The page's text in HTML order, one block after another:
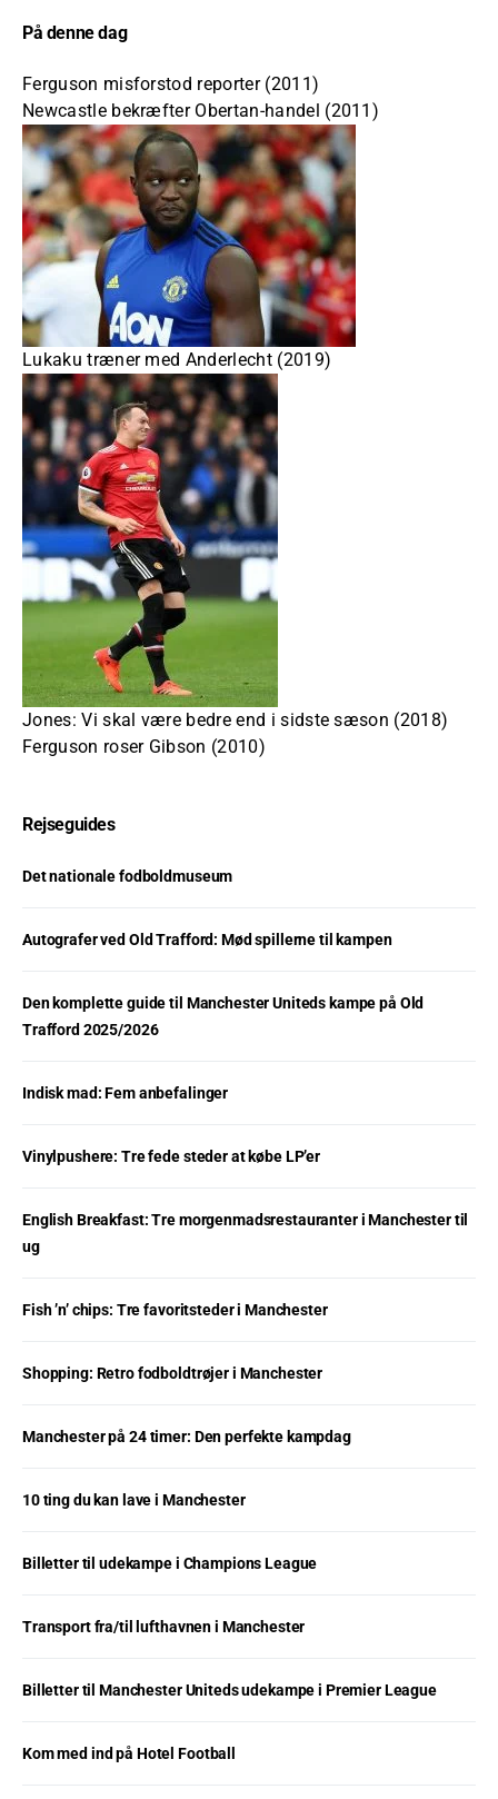
På denne dag
Ferguson misforstod reporter (2011)
Newcastle bekræfter Obertan-handel (2011)
Lukaku træner med Anderlecht (2019)
Jones: Vi skal være bedre end i sidste sæson (2018)
Ferguson roser Gibson (2010)
Rejseguides
Det nationale fodboldmuseum
Autografer ved Old Trafford: Mød spillerne til kampen
Den komplette guide til Manchester Uniteds kampe på Old
Trafford 2025/2026
Indisk mad: Fem anbefalinger
Vinylpushere: Tre fede steder at købe LP’er
English Breakfast: Tre morgenmadsrestauranter i Manchester til
ug
Fish ’n’ chips: Tre favoritsteder i Manchester
Shopping: Retro fodboldtrøjer i Manchester
Manchester på 24 timer: Den perfekte kampdag
10 ting du kan lave i Manchester
Billetter til udekampe i Champions League
Transport fra/til lufthavnen i Manchester
Billetter til Manchester Uniteds udekampe i Premier League
Kom med ind på Hotel Football